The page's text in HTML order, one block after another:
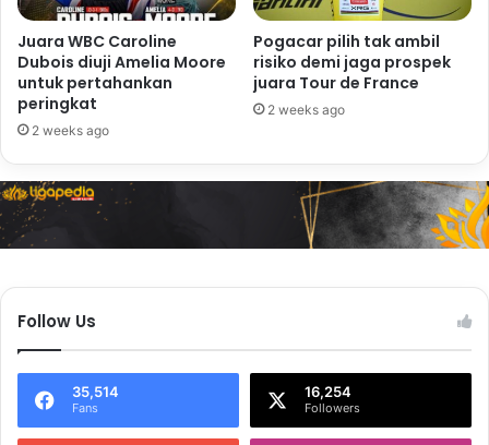
Juara WBC Caroline
Dubois diuji Amelia Moore
untuk pertahankan
peringkat
2 weeks ago
Pogacar pilih tak ambil
risiko demi jaga prospek
juara Tour de France
2 weeks ago
Follow Us
35,514
Fans
16,254
Followers